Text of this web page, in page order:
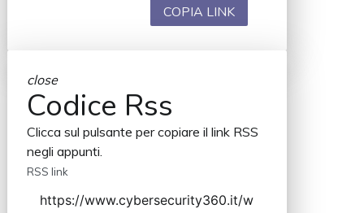
COPIA LINK
close
Codice Rss
Clicca sul pulsante per copiare il link RSS
negli appunti.
RSS link